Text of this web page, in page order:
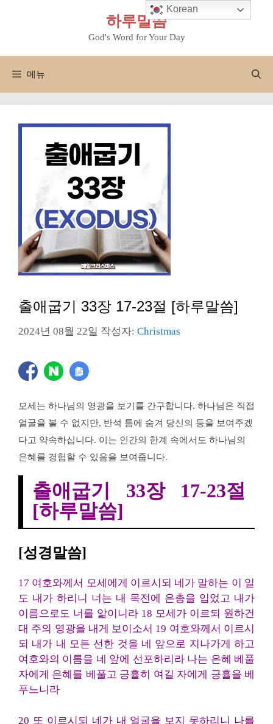
하루말씀
God's Word for Your Day
메뉴
출애굽기 33장 17-23절 [하루말씀]
2024년 08월 22일 작성자: Christmas
모세는 하나님의 영광을 보기를 간구합니다. 하나님은 직접
얼굴을 볼 수 없지만, 반석 틈에 숨겨 당신의 등을 보여주겠
다고 약속하십니다. 이는 인간의 한계 속에서도 하나님의
은혜를 경험할 수 있음을 보여줍니다.
출애굽기 33장 17-23절
[하루말씀]
[성경말씀]
17 여호와께서 모세에게 이르시되 네가 말하는 이 일
도 내가 하리니 너는 내 목전에 은총을 입었고 내가
이름으로도 너를 앎이니라 18 모세가 이르되 원하건
대 주의 영광을 내게 보이소서 19 여호와께서 이르시
되 내가 내 모든 선한 것을 네 앞으로 지나가게 하고
여호와의 이름을 네 앞에 선포하리라 나는 은혜 베풀
자에게 은혜를 베풀고 긍휼히 여길 자에게 긍휼을 베
푸느니라
20 또 이르시되 네가 내 얼굴을 보지 못하리니 나를
Korean